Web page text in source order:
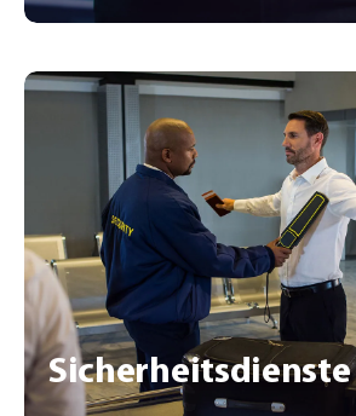
Sicherheitsdienste